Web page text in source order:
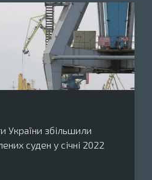
України збільшили
суден у січні 2022